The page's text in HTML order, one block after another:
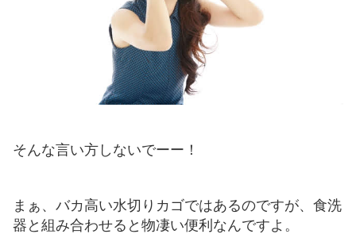
そんな言い方しないでーー！
まぁ、バカ高い水切りカゴではあるのですが、食洗
器と組み合わせると物凄い便利なんですよ。